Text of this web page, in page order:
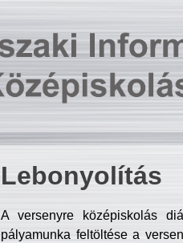
Lebonyolítás
A versenyre középiskolás
pályamunka feltöltése a